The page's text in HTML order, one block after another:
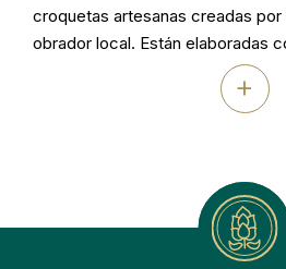
croquetas artesanas creadas por
obrador local. Están elaboradas
seleccionados que garantizan
cremosa y una calidad
+